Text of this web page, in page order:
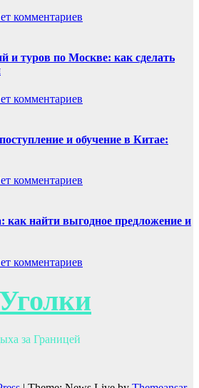
комментариев
и туров по Москве: как сделать
комментариев
и обучение в Китае:
комментариев
как найти выгодное предложение и
комментариев
за Границей